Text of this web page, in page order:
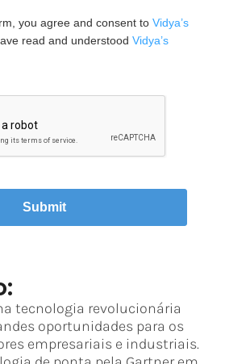
you agree and consent to Vidya’s
read and understood Vidya’s
Submit
tecnologia revolucionária
oportunidades para os
empresariais e industriais.